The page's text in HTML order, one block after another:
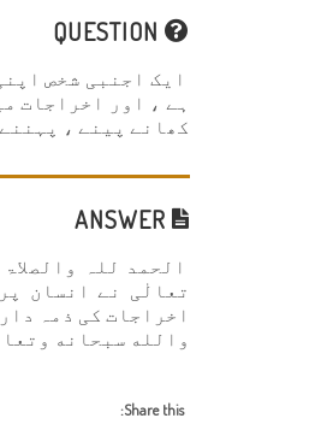
ایک اجنبی شخص
ہے ، اور اخراجات
کھانے پینے ،
الحمد للہ
تعالٰی نے انسان
اخراجات کی ذمہ
والله سبحانه
Share this: